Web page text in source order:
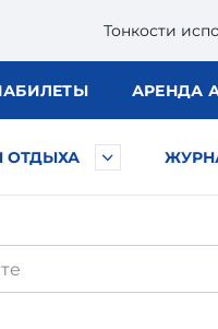
Тонкости
БИЛЕТЫ АРЕНДА
ОТДЫХА